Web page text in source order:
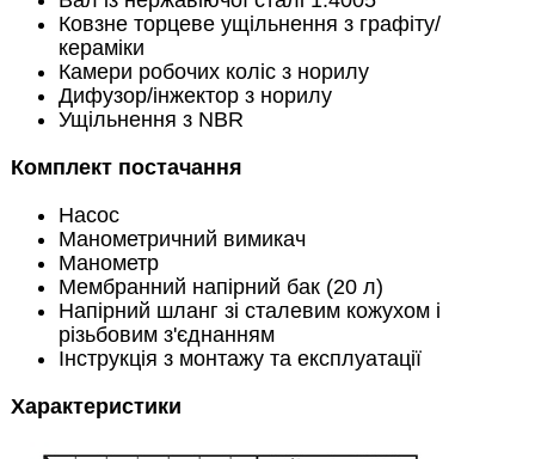
Ковзне торцеве ущільнення з графіту/
кераміки
Камери робочих коліс з норилу
Дифузор/інжектор з норилу
Ущільнення з NBR
Комплект постачання
Насос
Манометричний вимикач
Манометр
Мембранний напірний бак (20 л)
Напірний шланг зі сталевим кожухом і
різьбовим з'єднанням
Інструкція з монтажу та експлуатації
Характеристики